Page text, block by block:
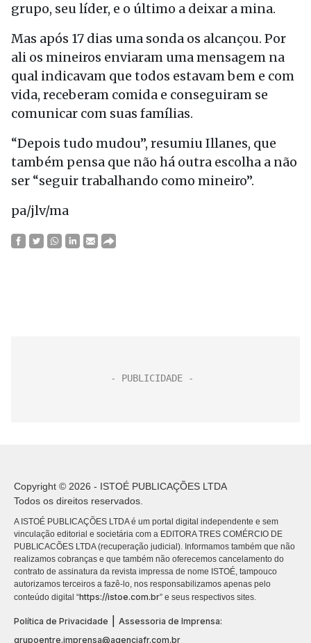
grupo, seu líder, e o último a deixar a mina.
Mas após 17 dias uma sonda os alcançou. Por
ali os mineiros enviaram uma mensagem na
qual indicavam que todos estavam bem e com
vida, receberam comida e conseguiram se
comunicar com suas famílias.
“Depois tudo mudou”, resumiu Illanes, que
também pensa que não há outra escolha a não
ser “seguir trabalhando como mineiro”.
pa/jlv/ma
Copyright © 2026 - ISTOÉ PUBLICAÇÕES LTDA
Todos os direitos reservados.
A ISTOÉ PUBLICAÇÕES LTDA é um portal digital independente e sem
vinculação editorial e societária com a EDITORA TRES COMÉRCIO DE
PUBLICACÕES LTDA (recuperação judicial). Informamos também que não
realizamos cobranças e que também não oferecemos cancelamento do
contrato de assinatura da revista impressa de nome ISTOÉ, tampouco
autorizamos terceiros a fazê-lo, nos responsabilizamos apenas pelo
conteúdo digital “https://istoe.com.br” e seus respectivos sites.
Política de Privacidade
Assessoria de Imprensa:
grupoentre.imprensa@agenciafr.com.br